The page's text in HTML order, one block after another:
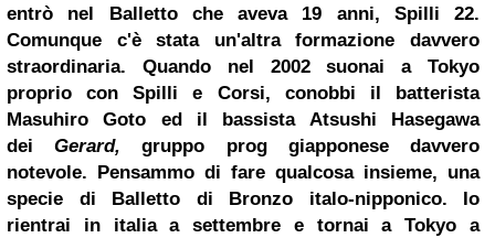
entrò nel Balletto che aveva 19 anni, Spilli 22.
Comunque c'è stata un'altra formazione davvero
straordinaria. Quando nel 2002 suonai a Tokyo
proprio con Spilli e Corsi, conobbi il batterista
Masuhiro Goto ed il bassista Atsushi Hasegawa
deiGerard, gruppo prog giapponese davvero
notevole. Pensammo di fare qualcosa insieme, una
specie di Balletto di Bronzo italo-nipponico. Io
rientrai in italia a settembre e tornai a Tokyo a